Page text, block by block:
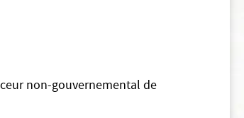
non-gouvernemental de